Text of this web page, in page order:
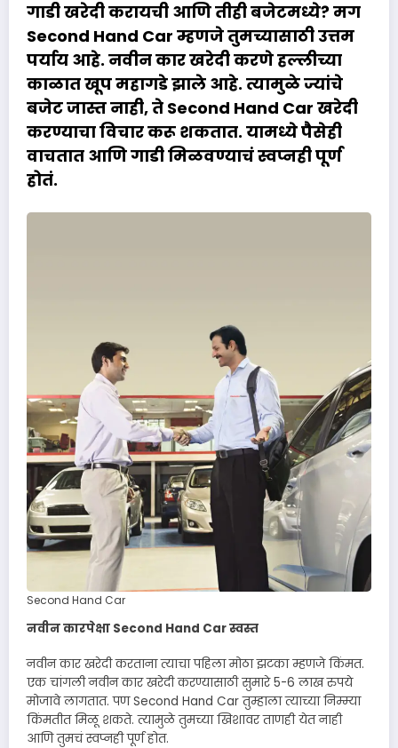
गाडी खरेदी करायची आणि तीही बजेटमध्ये? मग
Second Hand Car म्हणजे तुमच्यासाठी उत्तम
पर्याय आहे. नवीन कार खरेदी करणे हल्लीच्या
काळात खूप महागडे झाले आहे. त्यामुळे ज्यांचे
बजेट जास्त नाही, ते Second Hand Car खरेदी
करण्याचा विचार करू शकतात. यामध्ये पैसेही
वाचतात आणि गाडी मिळवण्याचं स्वप्नही पूर्ण
होतं.
Second Hand Car
नवीन कारपेक्षा Second Hand Car स्वस्त
नवीन कार खरेदी करताना त्याचा पहिला मोठा झटका म्हणजे किंमत.
एक चांगली नवीन कार खरेदी करण्यासाठी सुमारे 5-6 लाख रुपये
मोजावे लागतात. पण Second Hand Car तुम्हाला त्याच्या निम्म्या
किंमतीत मिळू शकते. त्यामुळे तुमच्या खिशावर ताणही येत नाही
आणि तुमचं स्वप्नही पूर्ण होत.